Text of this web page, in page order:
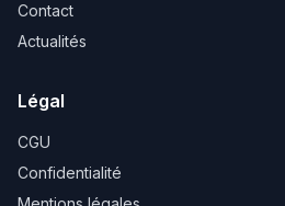
Contact
Actualités
Légal
CGU
Confidentialité